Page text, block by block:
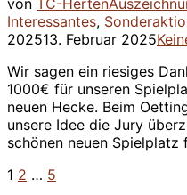
von TC-Herten
Interessantes,
202513. Februar 2025
Wir sagen ein riesiges
1000€ für unseren
neuen Hecke. Beim
unsere Idee die Jury
schönen neuen Spielplatz
1 2 … 5